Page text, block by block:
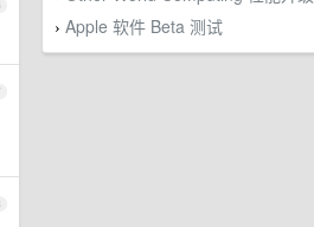
› Apple 软件 Beta 测试